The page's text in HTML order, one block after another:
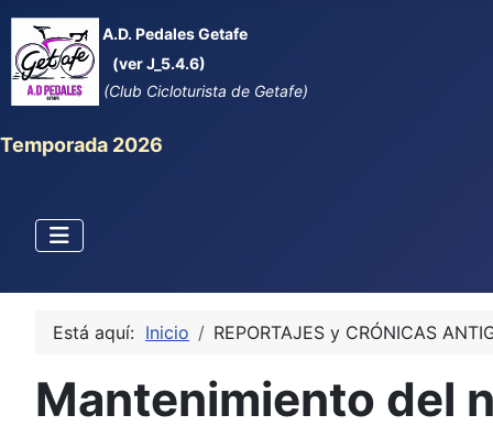
A.D. Pedales Getafe
(ver J_5.4.6)
(Club Cicloturista de Getafe)
Temporada 2026
Está aquí: Inicio REPORTAJES y CRÓNICAS
Mantenimiento del